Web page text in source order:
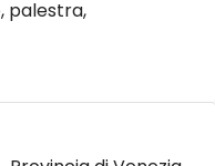
palestra,